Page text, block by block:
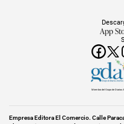
App
Miembro del Grupo de Diarios
Empresa Editora El Comercio. Calle